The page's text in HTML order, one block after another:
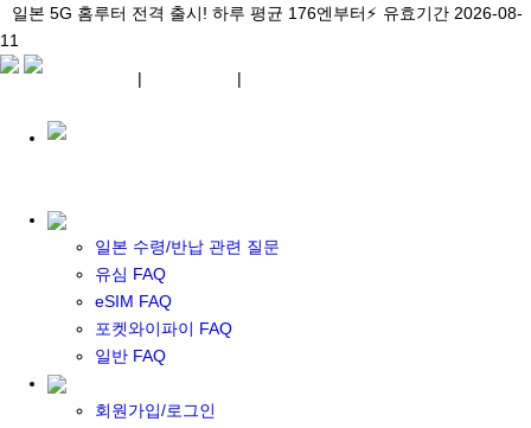
일본 5G 홈루터 전격 출시! 하루 평균 176엔부터⚡ 유효기간 2026-08-
11
일본 수령/반납 관련 질문
유심 FAQ
eSIM FAQ
포켓와이파이 FAQ
일반 FAQ
회원가입/로그인
\아이비디오 eSIM🇯🇵/ 일본 3대 현지망 모두 플랜 완비! 유효기간
2026-08-11
일본 5G 홈루터 전격 출시! 하루 평균 176엔부터⚡ 유효기간 2026-08-
11
| |
포켓 와이파이 대여
일본 와이파이
일본 계약 와이파이
eSIM
일본 eSIM